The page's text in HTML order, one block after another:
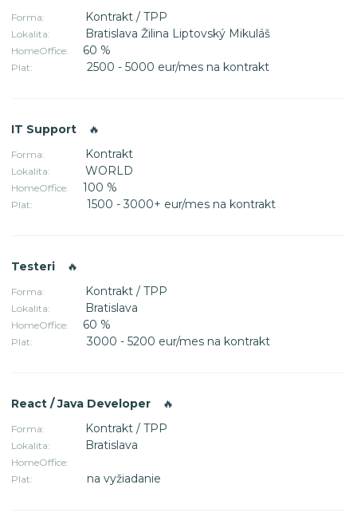
Forma: Kontrakt / TPP
Lokalita: Bratislava Žilina Liptovský Mikuláš
HomeOffice: 60 %
Plat: 2500 - 5000 eur/mes na kontrakt
IT Support 🔥
Forma: Kontrakt
Lokalita: WORLD
HomeOffice: 100 %
Plat: 1500 - 3000+ eur/mes na kontrakt
Testeri 🔥
Forma: Kontrakt / TPP
Lokalita: Bratislava
HomeOffice: 60 %
Plat: 3000 - 5200 eur/mes na kontrakt
React / Java Developer 🔥
Forma: Kontrakt / TPP
Lokalita: Bratislava
HomeOffice:
Plat:
na vyžiadanie